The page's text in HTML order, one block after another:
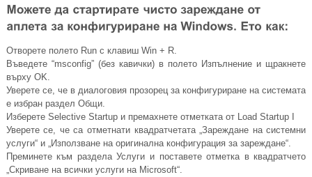
Отворете полето Run с клавиш Win + R.
Въведете “msconfig” (без кавички) в полето Изпълнение и щракнете
върху OK.
Уверете се, че в диалоговия прозорец за конфигуриране на системата
е избран раздел Общи.
Изберете Selective Startup и премахнете отметката от Load Startup I
Уверете се, че са отметнати квадратчетата „Зареждане на системни
услуги“ и „Използване на оригинална конфигурация за зареждане“.
Преминете към раздела Услуги и поставете отметка в квадратчето
„Скриване на всички услуги на Microsoft“.